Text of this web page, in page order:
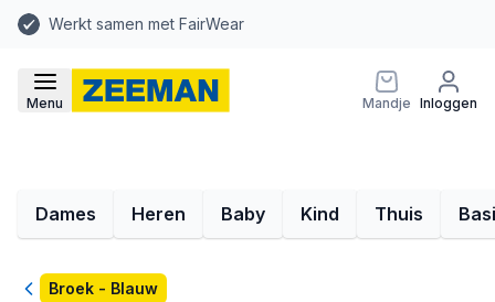
Werkt samen met FairWear
Menu Mandje Inloggen
Dames Heren Baby Kind Thuis
TerugBroek - Blauw